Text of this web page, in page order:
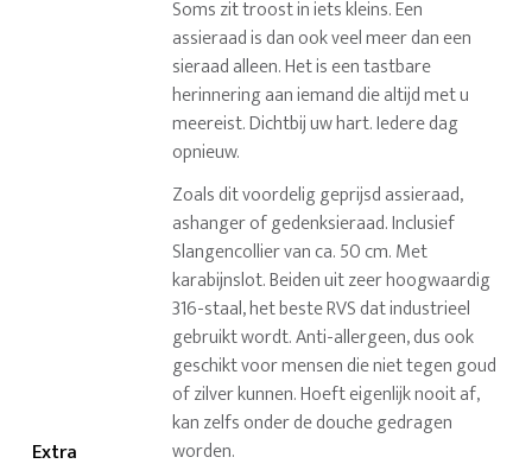
Extra
Soms zit troost in iets kleins. Een
assieraad is dan ook veel meer dan een
sieraad alleen. Het is een tastbare
herinnering aan iemand die altijd met u
meereist. Dichtbij uw hart. Iedere dag
opnieuw.
Zoals dit voordelig geprijsd assieraad,
ashanger of gedenksieraad. Inclusief
Slangencollier van ca. 50 cm. Met
karabijnslot. Beiden uit zeer hoogwaardig
316-staal, het beste RVS dat industrieel
gebruikt wordt. Anti-allergeen, dus ook
geschikt voor mensen die niet tegen goud
of zilver kunnen. Hoeft eigenlijk nooit af,
kan zelfs onder de douche gedragen
worden.